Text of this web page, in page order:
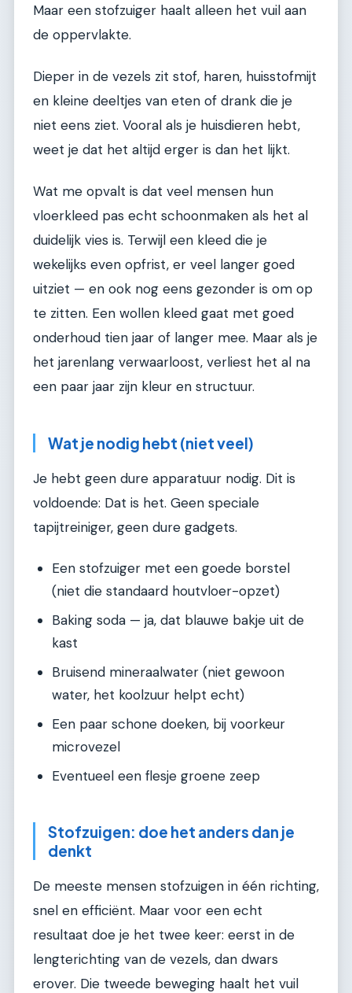
Maar een stofzuiger haalt alleen het vuil aan
de oppervlakte.
Dieper in de vezels zit stof, haren, huisstofmijt
en kleine deeltjes van eten of drank die je
niet eens ziet. Vooral als je huisdieren hebt,
weet je dat het altijd erger is dan het lijkt.
Wat me opvalt is dat veel mensen hun
vloerkleed pas echt schoonmaken als het al
duidelijk vies is. Terwijl een kleed die je
wekelijks even opfrist, er veel langer goed
uitziet — en ook nog eens gezonder is om op
te zitten. Een wollen kleed gaat met goed
onderhoud tien jaar of langer mee. Maar als je
het jarenlang verwaarloost, verliest het al na
een paar jaar zijn kleur en structuur.
Wat je nodig hebt (niet veel)
Je hebt geen dure apparatuur nodig. Dit is
voldoende: Dat is het. Geen speciale
tapijtreiniger, geen dure gadgets.
Een stofzuiger met een goede borstel
(niet die standaard houtvloer-opzet)
Baking soda — ja, dat blauwe bakje uit de
kast
Bruisend mineraalwater (niet gewoon
water, het koolzuur helpt echt)
Een paar schone doeken, bij voorkeur
microvezel
Eventueel een flesje groene zeep
Stofzuigen: doe het anders dan je
denkt
De meeste mensen stofzuigen in één richting,
snel en efficiënt. Maar voor een echt
resultaat doe je het twee keer: eerst in de
lengterichting van de vezels, dan dwars
erover. Die tweede beweging haalt het vuil